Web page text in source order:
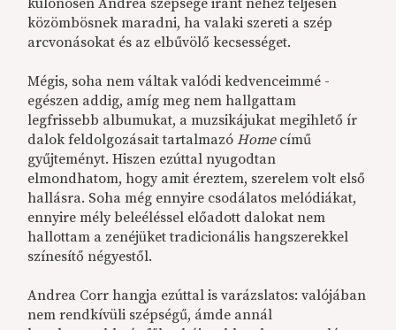
különösen Andrea szépsége iránt nehéz teljesen
közömbösnek maradni, ha valaki szereti a szép
arcvonásokat és az elbűvölő kecsességet.
Mégis, soha nem váltak valódi kedvenceimmé -
egészen addig, amíg meg nem hallgattam
legfrissebb albumukat, a muzsikájukat megihlető ír
dalok feldolgozásait tartalmazóHomecímű
gyűjteményt. Hiszen ezúttal nyugodtan
elmondhatom, hogy amit éreztem, szerelem volt első
hallásra. Soha még ennyire csodálatos melódiákat,
ennyire mély beleéléssel előadott dalokat nem
hallottam a zenéjüket tradicionális hangszerekkel
színesítő négyestől.
Andrea Corr hangja ezúttal is varázslatos: valójában
nem rendkívüli szépségű, ámde annál